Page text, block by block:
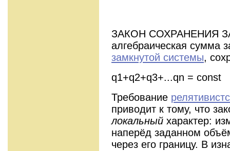
ЗАКОН СОХРАНЕНИЯ
алгебраическая сумма
замкнутой системы,
q1+q2+q3+...qn = const
Требование
приводит к тому, что
локальный характер:
наперёд заданном
через его границу. В